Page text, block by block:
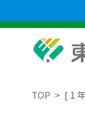
TOP [１